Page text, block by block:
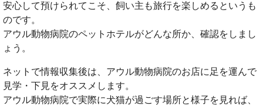
安心して預けられてこそ、飼い主も旅行を楽しめるというも
のです。
アウル動物病院のペットホテルがどんな所か、確認をしまし
ょう。
ネットで情報収集後は、アウル動物病院のお店に足を運んで
見学・下見をオススメします。
アウル動物病院で実際に犬猫が過ごす場所と様子を見れば、